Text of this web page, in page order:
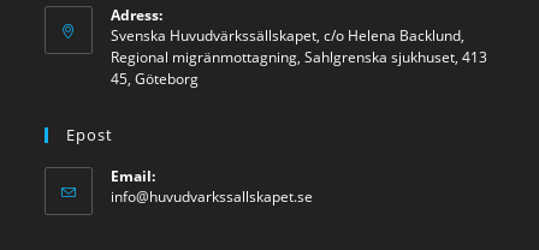
Adress:
Svenska Huvudvärkssällskapet, c/o Helena Backlund,
Regional migränmottagning, Sahlgrenska sjukhuset, 413
45, Göteborg
Epost
Email:
info@huvudvarkssallskapet.se